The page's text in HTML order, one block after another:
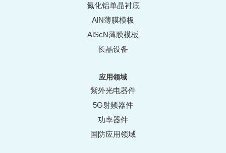
氮化铝单晶衬底
AlN薄膜模板
AlScN薄膜模板
长晶设备
应用领域
紫外光电器件
5G射频器件
功率器件
国防应用领域